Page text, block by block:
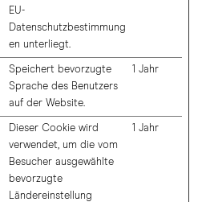
EU-
Datenschutzbestimmung
en unterliegt.
Speichert bevorzugte
Sprache des Benutzers
auf der Website.
1 Jahr
Dieser Cookie wird
verwendet, um die vom
Besucher ausgewählte
bevorzugte
Ländereinstellung
1 Jahr